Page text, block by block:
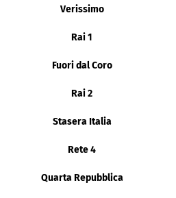
Verissimo
Rai 1
Fuori dal Coro
Rai 2
Stasera Italia
Rete 4
Quarta Repubblica